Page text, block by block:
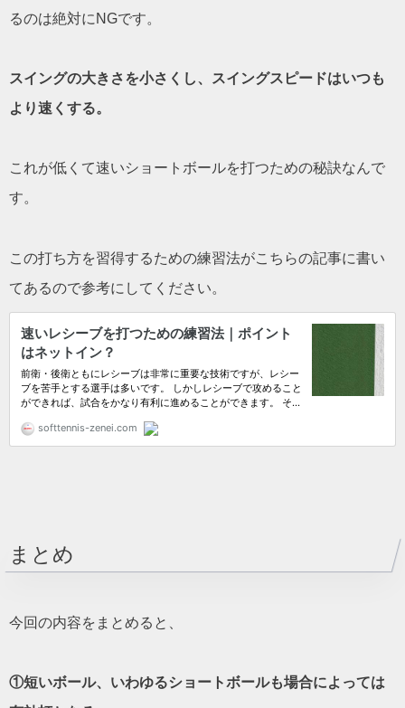
るのは絶対にNGです。
スイングの大きさを小さくし、スイングスピードはいつも
より速くする。
これが低くて速いショートボールを打つための秘訣なんで
す。
この打ち方を習得するための練習法がこちらの記事に書い
てあるので参考にしてください。
まとめ
今回の内容をまとめると、
①短いボール、いわゆるショートボールも場合によっては